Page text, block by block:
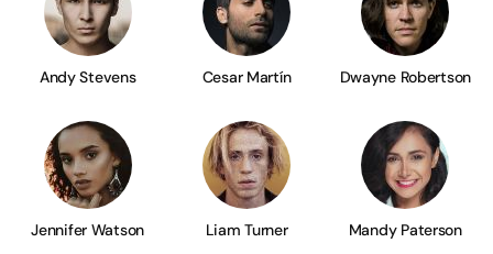
Andy Stevens Cesar Martín Dwayne Robertson
Jennifer Watson Liam Turner Mandy Paterson